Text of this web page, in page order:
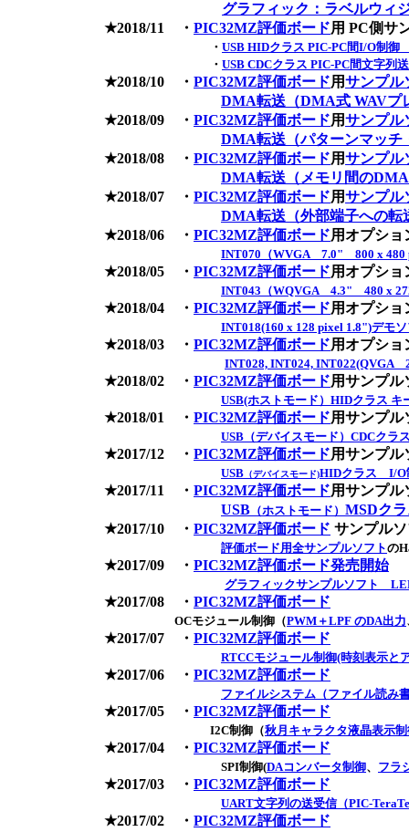
グラフィック：ラベルウィ
★2018/11 ・ PIC32MZ評価ボード用 PC側サ
・ USB HIDクラス PIC-PC間I/O制
・ USB CDCクラス PIC-PC間文字列
★2018/10 ・ PIC32MZ評価ボード用サンプル
DMA転送（DMA式 WAVプ
★2018/09 ・ PIC32MZ評価ボード用サンプル
DMA転送（パターンマッチ
★2018/08 ・ PIC32MZ評価ボード用サンプル
DMA転送（メモリ間の
★2018/07 ・ PIC32MZ評価ボード用サンプル
DMA転送（外部端子への転
★2018/06 ・ PIC32MZ評価ボード用オプショ
INT070（WVGA 7.0" 800 x 480
★2018/05 ・ PIC32MZ評価ボード用オプショ
INT043（WQVGA 4.3" 480 x
★2018/04 ・ PIC32MZ評価ボード用オプショ
INT018(160 x 128 pixel 1.8")デモ
★2018/03 ・ PIC32MZ評価ボード用オプショ
INT028, INT024, INT022(QVGA
★2018/02 ・ PIC32MZ評価ボード用サンプル
USB(ホストモード）HIDクラス キ
★2018/01 ・ PIC32MZ評価ボード用サンプル
USB（デバイスモード）CDCク
★2017/12 ・ PIC32MZ評価ボード用サンプル
USB （デバイスモード)HIDクラス I/O
★2017/11 ・ PIC32MZ評価ボード用サンプル
USB （ホストモード） MSDク
★2017/10 ・ PIC32MZ評価ボード サンプル
評価ボード用全サンプルソフトの
★2017/09 ・ PIC32MZ評価ボード発売開始
グラフィックサンプルソフト
★2017/08 ・ PIC32MZ評価ボード
OCモジュール制御（PWM＋LPF のDA出力
★2017/07 ・ PIC32MZ評価ボード
RTCCモジュール制御(時刻表示と
★2017/06 ・ PIC32MZ評価ボード
ファイルシステム（ファイル読み
★2017/05 ・ PIC32MZ評価ボード
I2C制御（秋月キャラクタ液晶表示
★2017/04 ・ PIC32MZ評価ボード
SPI制御(DAコンバータ制御、 フラ
★2017/03 ・ PIC32MZ評価ボード
UART文字列の送受信（PIC-
★2017/02 ・ PIC32MZ評価ボード